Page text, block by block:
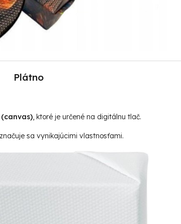
Plátno
, ktoré je určené na digitálnu tlač.
sa vynikajúcimi vlastnosťami.